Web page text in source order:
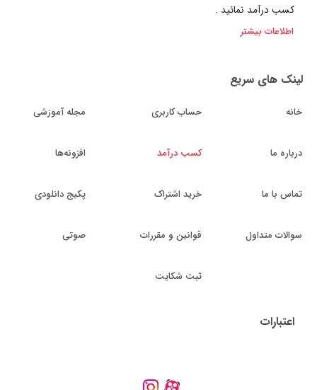
کسب درآمد نمائید .
اطلاعات بیشتر
لینک های سریع
خانه
درباره ما
تماس با ما
سوالات متداول
حساب کاربری
کسب درآمد
خرید اشتراک
قوانین و مقررات
ثبت شکایت
مجله آموزشی
افزونه‌ها
پکیج دانلودی
صوتی
اعتبارات